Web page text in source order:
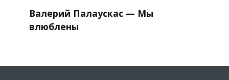
Валерий Палаускас — Мы
влюблены